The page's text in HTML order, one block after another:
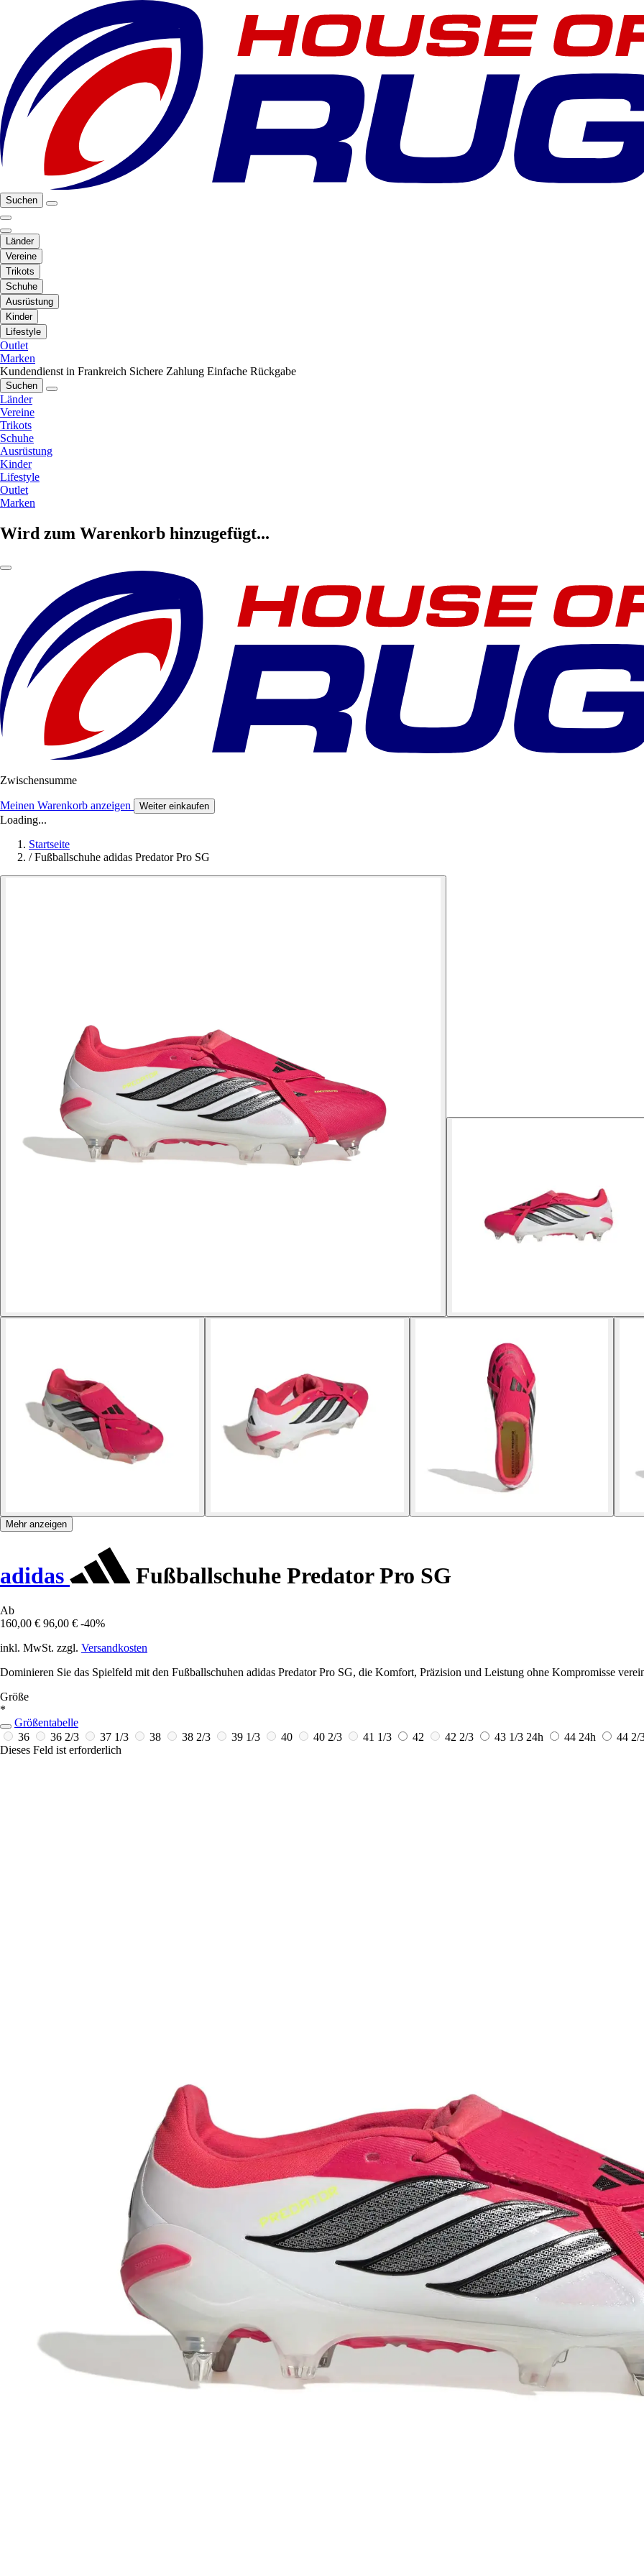
Suchen
Länder
Vereine
Trikots
Schuhe
Ausrüstung
Kinder
Lifestyle
Outlet
Marken
Kundendienst in Frankreich Sichere Zahlung Einfache Rückgabe
Suchen
Länder
Vereine
Trikots
Schuhe
Ausrüstung
Kinder
Lifestyle
Outlet
Marken
Wird zum Warenkorb hinzugefügt...
Zwischensumme
Meinen Warenkorb anzeigen Weiter einkaufen
Loading...
Startseite
/ Fußballschuhe adidas Predator Pro SG
Mehr anzeigen
adidas Fußballschuhe Predator Pro SG
Ab
160,00 € 96,00 € -40%
inkl. MwSt. zzgl. Versandkosten
Dominieren Sie das Spielfeld mit den Fußballschuhen adidas Predator Pro SG, die Komfort, Präzision und Leistung ohne Kompromisse
Größe
*
Größentabelle
36
36 2/3 37 1/3 38 38 2/3 39 1/3 40 40 2/3 41 1/3 42 42 2/3 43 1/3 24h 44 24h 44 2/
Dieses Feld ist erforderlich